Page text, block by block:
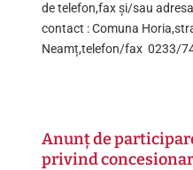
de telefon,fax și/sau
contact : Comuna
Neamț,telefon/fax 0233/
Anunț de
privind